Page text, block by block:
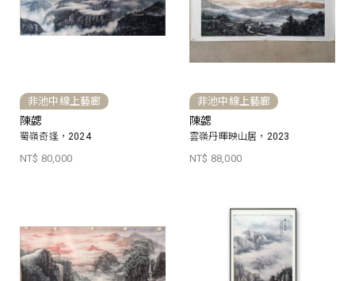
非池中線上藝廊
陳勰
蜀嶺奇逢，2024
NT$ 80,000
非池中線上藝廊
陳勰
雲嶺丹暉映山居，2023
NT$ 88,000